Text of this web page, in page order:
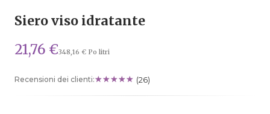
Siero viso idratante
21,76 €348,16 € Po litri
Recensioni dei clienti: (26)